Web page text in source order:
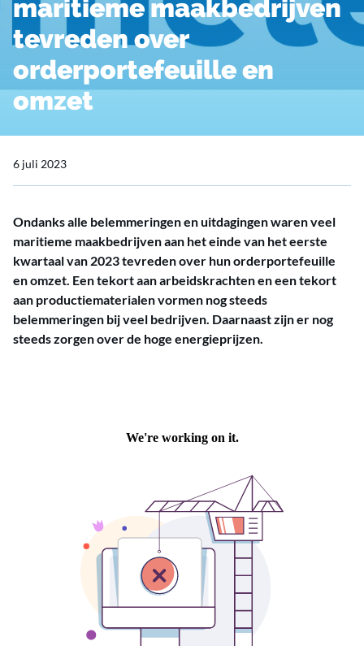
maritieme maakbedrijven
tevreden over
orderportefeuille en
omzet
6 juli 2023
Ondanks alle belemmeringen en uitdagingen waren veel
maritieme maakbedrijven aan het einde van het eerste
kwartaal van 2023 tevreden over hun orderportefeuille
en omzet. Een tekort aan arbeidskrachten en een tekort
aan productiematerialen vormen nog steeds
belemmeringen bij veel bedrijven. Daarnaast zijn er nog
steeds zorgen over de hoge energieprijzen.